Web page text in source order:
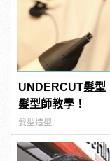
UNDERCUT髮型
髮型師教學！
髮型造型